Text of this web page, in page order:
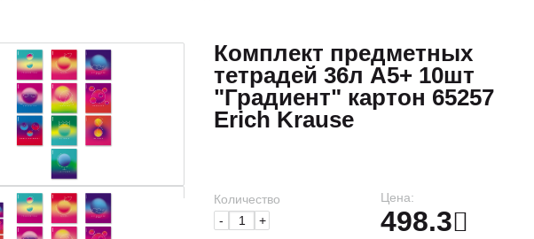
Комплект предметных
тетрадей 36л А5+ 10шт
"Градиент" картон 65257
Erich Krause
Количество
-
+
Цена:
498.3